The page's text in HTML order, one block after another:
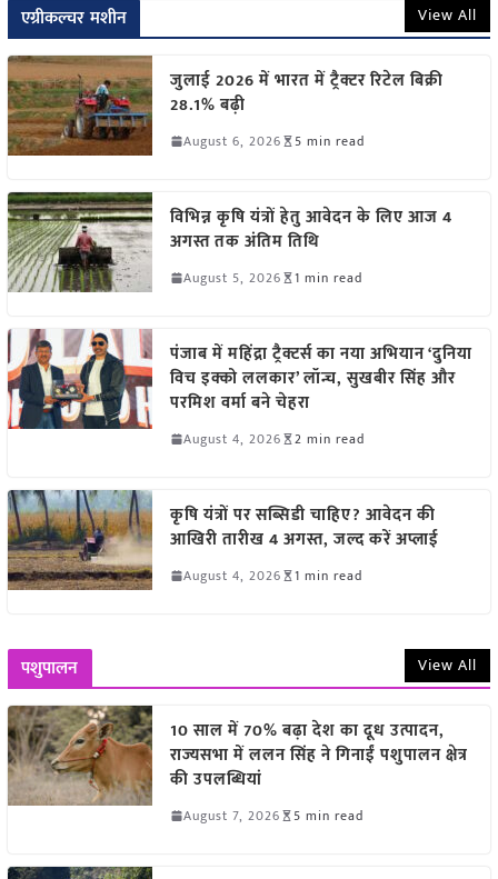
एग्रीकल्चर मशीन View All
जुलाई 2026 में भारत में ट्रैक्टर रिटेल बिक्री
28.1% बढ़ी
August 6, 2026 5 min read
विभिन्न कृषि यंत्रों हेतु आवेदन के लिए आज 4
अगस्त तक अंतिम तिथि
August 5, 2026 1 min read
पंजाब में महिंद्रा ट्रैक्टर्स का नया अभियान ‘दुनिया
विच इक्को ललकार’ लॉन्च, सुखबीर सिंह और
परमिश वर्मा बने चेहरा
August 4, 2026 2 min read
कृषि यंत्रों पर सब्सिडी चाहिए? आवेदन की
आखिरी तारीख 4 अगस्त, जल्द करें अप्लाई
August 4, 2026 1 min read
पशुपालन View All
10 साल में 70% बढ़ा देश का दूध उत्पादन,
राज्यसभा में ललन सिंह ने गिनाईं पशुपालन क्षेत्र
की उपलब्धियां
August 7, 2026 5 min read